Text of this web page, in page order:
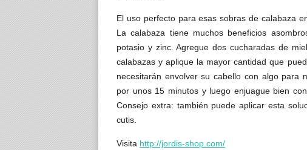
El uso perfecto para esas sobras de calabaza
La calabaza tiene muchos beneficios
potasio y zinc. Agregue dos cucharadas de
calabazas y aplique la mayor cantidad que
necesitarán envolver su cabello con algo para
por unos 15 minutos y luego enjuague bien
Consejo extra: también puede aplicar esta
cutis.
Visita http://jordis-shop.com/